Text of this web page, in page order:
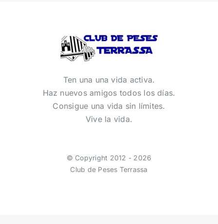
Ten una una vida activa.
Haz nuevos amigos todos los días.
Consigue una vida sin límites.
Vive la vida.
© Copyright 2012 - 2026
Club de Peses Terrassa